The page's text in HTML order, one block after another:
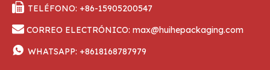
 TELÉFONO: +86-15905200547
 CORREO ELECTRÓNICO: max@huihepackaging.com
 WHATSAPP: +8618168787979